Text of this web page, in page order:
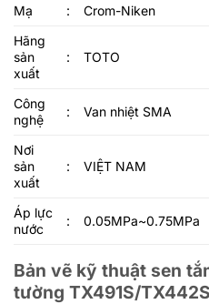
Mạ :
Crom-Niken
Hãng
sản
xuất
: TOTO
Công
nghệ
: Van nhiệt SMA
Nơi
sản
xuất
: VIỆT NAM
Áp lực
nước
: 0.05MPa~0.75MPa
Bản vẽ kỹ thuật sen
tường TX491S/